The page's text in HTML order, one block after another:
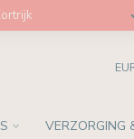
VERZORGING